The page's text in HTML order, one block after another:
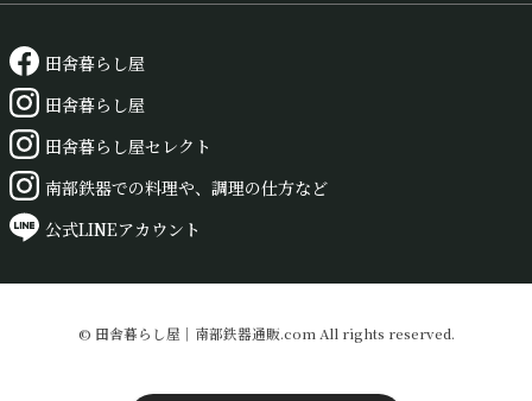
田舎暮らし屋
田舎暮らし屋
田舎暮らし屋セレクト
南部鉄器での料理や、調理の仕方など
公式LINEアカウント
© 田舎暮らし屋｜南部鉄器通販.com All rights reserved.